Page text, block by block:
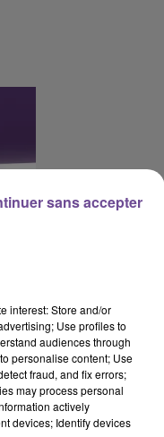
interest: Store and/or
Use profiles to
audiences through
personalise content; Use
fraud, and fix errors;
may process personal
actively
devices; Identify devices
sans accepter